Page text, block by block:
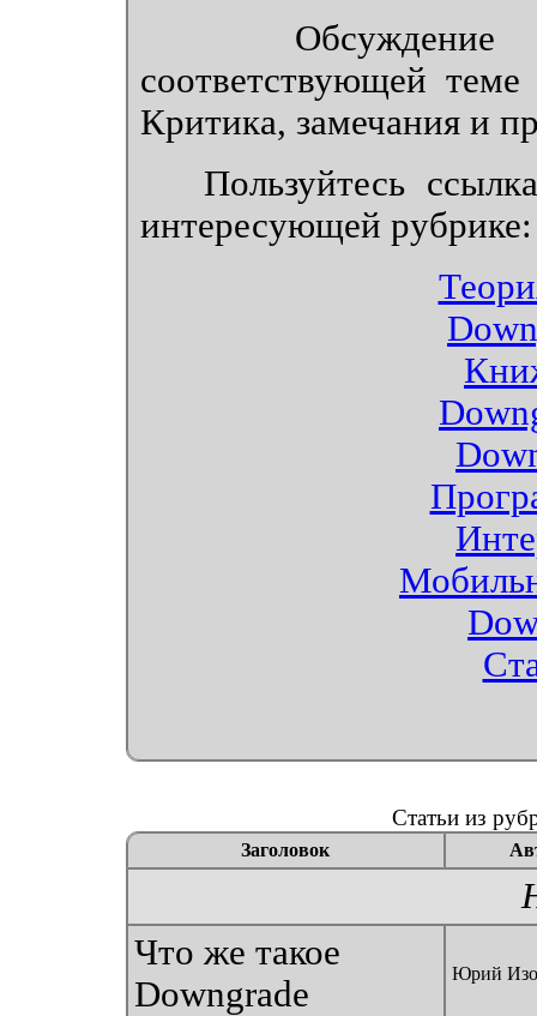
Обсуждение
соответствующей
Критика, замечания и
Пользуйтесь
интересующей рубрике:
Статьи из
Заголовок
Что же такое
Downgrade
Юрий